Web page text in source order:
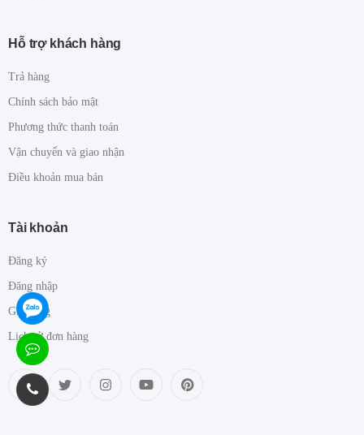
Hỗ trợ khách hàng
Trả hàng
Chính sách bảo mật
Phương thức thanh toán
Vận chuyển và giao nhận
Điều khoản mua bán
Tài khoản
Đăng ký
Đăng nhập
Giỏ hàng
Lịch sử đơn hàng